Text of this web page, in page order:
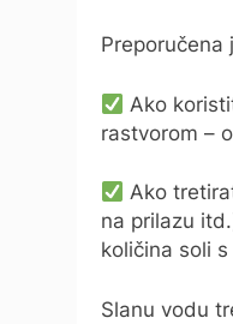
Preporučena
Ako
rastvorom –
Ako
na prilazu
količina soli
Slanu vodu